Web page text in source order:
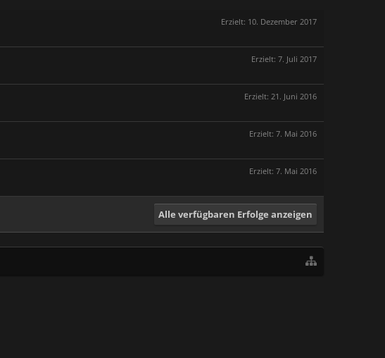
Erzielt: 10. Dezember 2017
Erzielt: 7. Juli 2017
Erzielt: 21. Juni 2016
Erzielt: 7. Mai 2016
Erzielt: 7. Mai 2016
Alle verfügbaren Erfolge anzeigen